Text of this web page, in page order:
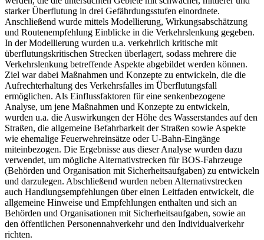
starker Überflutung in drei Gefährdungsstufen einordnete.
Anschließend wurde mittels Modellierung, Wirkungsabschätzung
und Routenempfehlung Einblicke in die Verkehrslenkung gegeben.
In der Modellierung wurden u.a. verkehrlich kritische mit
überflutungskritischen Strecken überlagert, sodass mehrere die
Verkehrslenkung betreffende Aspekte abgebildet werden können.
Ziel war dabei Maßnahmen und Konzepte zu entwickeln, die die
Aufrechterhaltung des Verkehrsfalles im Überflutungsfall
ermöglichen. Als Einflussfaktoren für eine senkenbezogene
Analyse, um jene Maßnahmen und Konzepte zu entwickeln,
wurden u.a. die Auswirkungen der Höhe des Wasserstandes auf den
Straßen, die allgemeine Befahrbarkeit der Straßen sowie Aspekte
wie ehemalige Feuerwehreinsätze oder U-Bahn-Eingänge
miteinbezogen. Die Ergebnisse aus dieser Analyse wurden dazu
verwendet, um mögliche Alternativstrecken für BOS-Fahrzeuge
(Behörden und Organisation mit Sicherheitsaufgaben) zu entwickeln
und darzulegen. Abschließend wurden neben Alternativstrecken
auch Handlungsempfehlungen über einen Leitfaden entwickelt, die
allgemeine Hinweise und Empfehlungen enthalten und sich an
Behörden und Organisationen mit Sicherheitsaufgaben, sowie an
den öffentlichen Personennahverkehr und den Individualverkehr
richten.